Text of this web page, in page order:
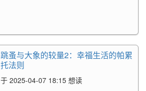
跳蚤与大象的较量2：幸福生活的帕累
托法则
于 2025-04-07 18:15 想读